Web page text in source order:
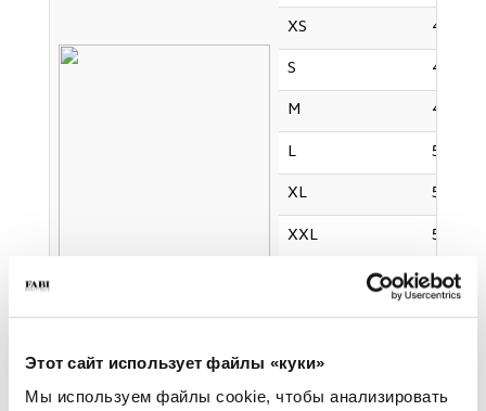
Этот сайт использует файлы «куки»
Мы используем файлы cookie, чтобы анализировать
XS
44
S
46
M
48
L
50
XL
52
XXL
54
56
XXXXL
58
XXXXXL